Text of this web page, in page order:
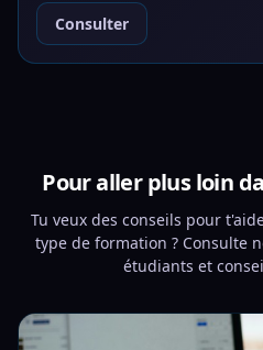
Consulter
Pour aller plus loin
Tu veux des conseils pour
type de formation ? Consulte
étudiants et